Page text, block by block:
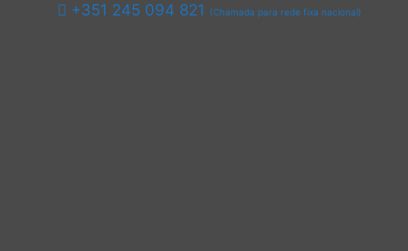
+351 245 094 821
(Chamada para rede fixa nacional)